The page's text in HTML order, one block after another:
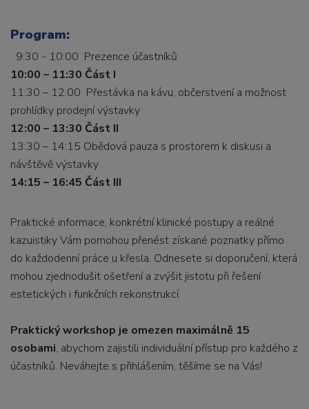
Program:
9:30 - 10:00 Prezence účastníků
10:00 – 11:30 Část I
11:30 – 12:00 Přestávka na kávu, občerstvení a možnost
prohlídky prodejní výstavky
12:00 – 13:30 Část II
13:30 – 14:15 Obědová pauza s prostorem k diskusi a
návštěvě výstavky
14:15 – 16:45 Část III
Praktické informace, konkrétní klinické postupy a reálné
kazuistiky Vám pomohou přenést získané poznatky přímo
do každodenní práce u křesla. Odnesete si doporučení, která
mohou zjednodušit ošetření a zvýšit jistotu při řešení
estetických i funkčních rekonstrukcí.
Praktický workshop je omezen maximálně 15
osobami, abychom zajistili individuální přístup pro každého z
účastníků. Neváhejte s přihlášením, těšíme se na Vás!